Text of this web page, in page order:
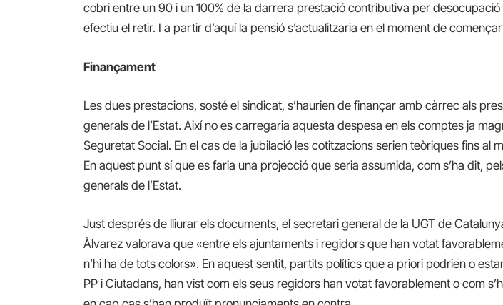
cobri entre un 90 i un 100% de la darrera prestació contributiva per desocupació
efectiu el retir. I a partir d’aquí la pensió s’actualitzaria en el moment de
Finançament
Les dues prestacions, sosté el sindicat, s’haurien de finançar amb càrrec als
generals de l’Estat. Així no es carregaria aquesta despesa en els comptes ja
Seguretat Social. En el cas de la jubilació les cotitzacions serien teòriques fins al
En aquest punt sí que es faria una projecció que seria assumida, com s’ha dit,
generals de l’Estat.
Just després de lliurar els documents, el secretari general de la UGT de
Àlvarez valorava que «entre els ajuntaments i regidors que han votat
n’hi ha de tots colors». En aquest sentit, partits polítics que a priori podrien o
PP i Ciutadans, han vist com els seus regidors han votat favorablement o com